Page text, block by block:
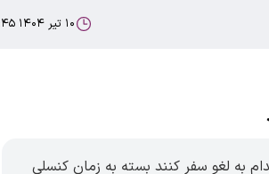
۱۰ تیر ۱۴۰۴ ۱۶:۴۵
به لغو سفر کنند بسته به زمان کنسلی